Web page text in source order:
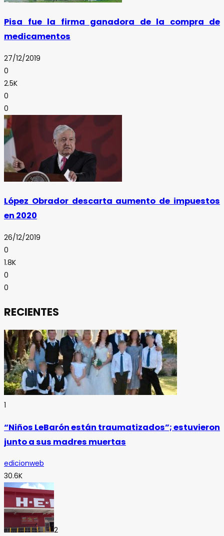
Pisa fue la firma ganadora de la compra de
medicamentos
27/12/2019
0
2.5K
0
0
López Obrador descarta aumento de impuestos
en 2020
26/12/2019
0
1.8K
0
0
RECIENTES
1
“Niños LeBarón están traumatizados”; estuvieron
junto a sus madres muertas
edicionweb
30.6K
2